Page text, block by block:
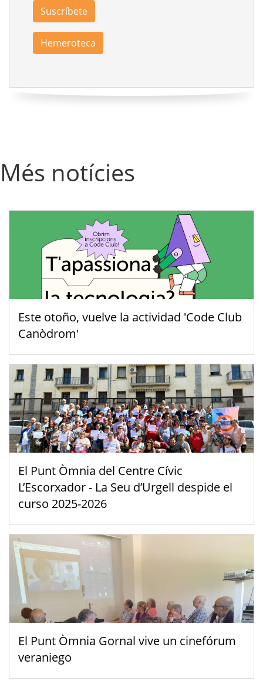
Suscríbete
Hemeroteca
Més notícies
Este otoño, vuelve la actividad 'Code Club
Canòdrom'
El Punt Òmnia del Centre Cívic
L’Escorxador - La Seu d’Urgell despide el
curso 2025-2026
El Punt Òmnia Gornal vive un cinefórum
veraniego